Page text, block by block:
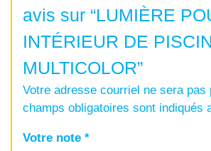
avis sur “LUMIÈRE
INTÉRIEUR DE
MULTICOLOR”
Votre adresse courriel ne sera pas
champs obligatoires sont indiqués
Votre note *